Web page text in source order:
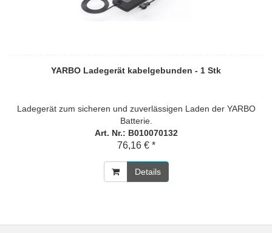
YARBO Ladegerät kabelgebunden - 1 Stk
Ladegerät zum sicheren und zuverlässigen Laden der YARBO
Batterie.
Art. Nr.: B010070132
76,16 € *
Details